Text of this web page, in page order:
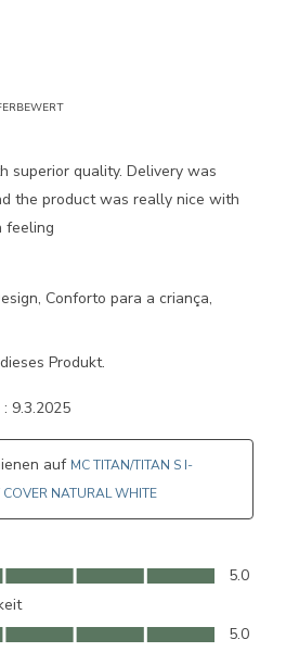
superior quality. Delivery was
the product was really nice with
feeling
Conforto para a criança,
Produkt.
9.3.2025
auf MC TITAN/TITAN S I-
COVER NATURAL WHITE
5.0
5.0 von 5
5.0